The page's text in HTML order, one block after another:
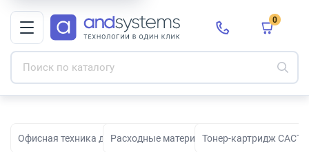
0
Офисная техника для печати, сканирования и
Расходные материалы для принтеров и
Тонер-картридж